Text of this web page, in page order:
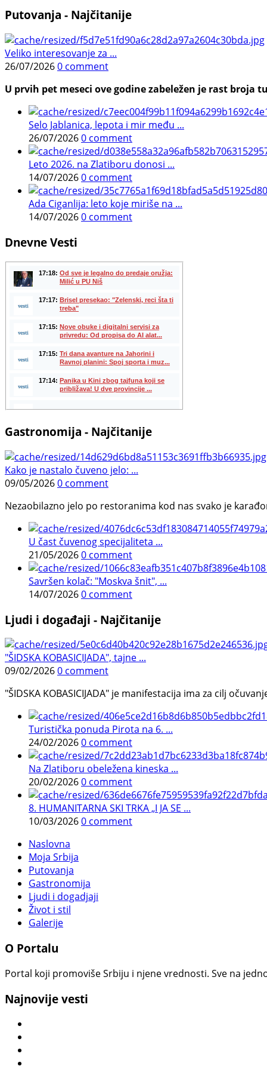
Putovanja - Najčitanije
Veliko interesovanje za ...
26/07/20260 comment
U prvih pet meseci ove godine zabeležen je rast
Selo Jablanica, lepota i mir među ...
26/07/20260 comment
Leto 2026. na Zlatiboru donosi ...
14/07/20260 comment
Ada Ciganlija: leto koje miriše na ...
14/07/20260 comment
Dnevne Vesti
Gastronomija - Najčitanije
Kako je nastalo čuveno jelo: ...
09/05/20260 comment
Nezaobilazno jelo po restoranima kod nas svako je
U čast čuvenog specijaliteta ...
21/05/20260 comment
Savršen kolač: "Moskva šnit", ...
14/07/20260 comment
Ljudi i događaji - Najčitanije
"ŠIDSKA KOBASICIJADA", tajne ...
09/02/20260 comment
"ŠIDSKA KOBASICIJADA" je manifestacija ima za cilj
Turistička ponuda Pirota na 6. ...
24/02/20260 comment
Na Zlatiboru obeležena kineska ...
20/02/20260 comment
8. HUMANITARNA SKI TRKA „I JA SE ...
10/03/20260 comment
Naslovna
Moja Srbija
Putovanja
Gastronomija
Ljudi i dogadjaji
Život i stil
Galerije
O Portalu
Portal koji promoviše Srbiju i njene vrednosti. Sve na
Najnovije vesti